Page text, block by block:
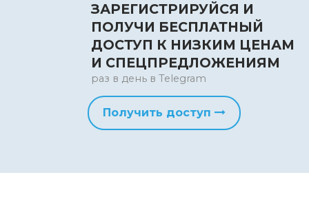
ЗАРЕГИСТРИРУЙСЯ И
ПОЛУЧИ БЕСПЛАТНЫЙ
ДОСТУП К НИЗКИМ ЦЕНАМ
И СПЕЦПРЕДЛОЖЕНИЯМ
раз в день в Telegram
Получить доступ